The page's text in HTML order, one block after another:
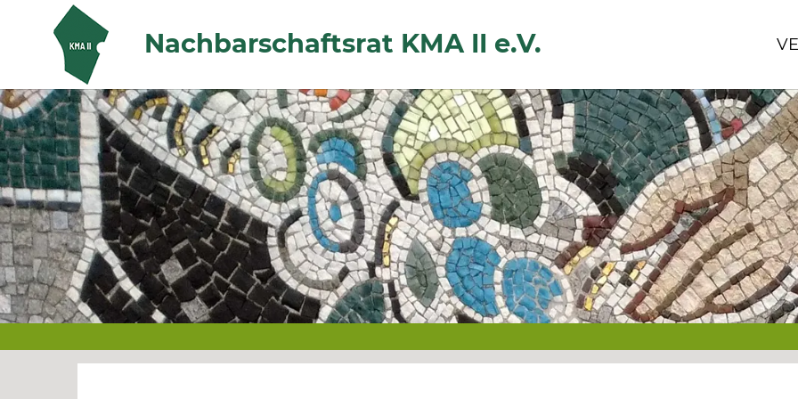
Zum Hauptinhalt springen
Nachbarschaftsrat KMA II e.V.